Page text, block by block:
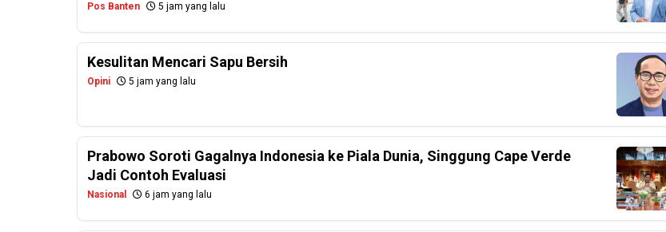
Pos Banten 5 jam yang lalu
Kesulitan Mencari Sapu Bersih
Opini 5 jam yang lalu
Prabowo Soroti Gagalnya Indonesia ke Piala Dunia, Singgung Cape Verde
Jadi Contoh Evaluasi
Nasional 6 jam yang lalu